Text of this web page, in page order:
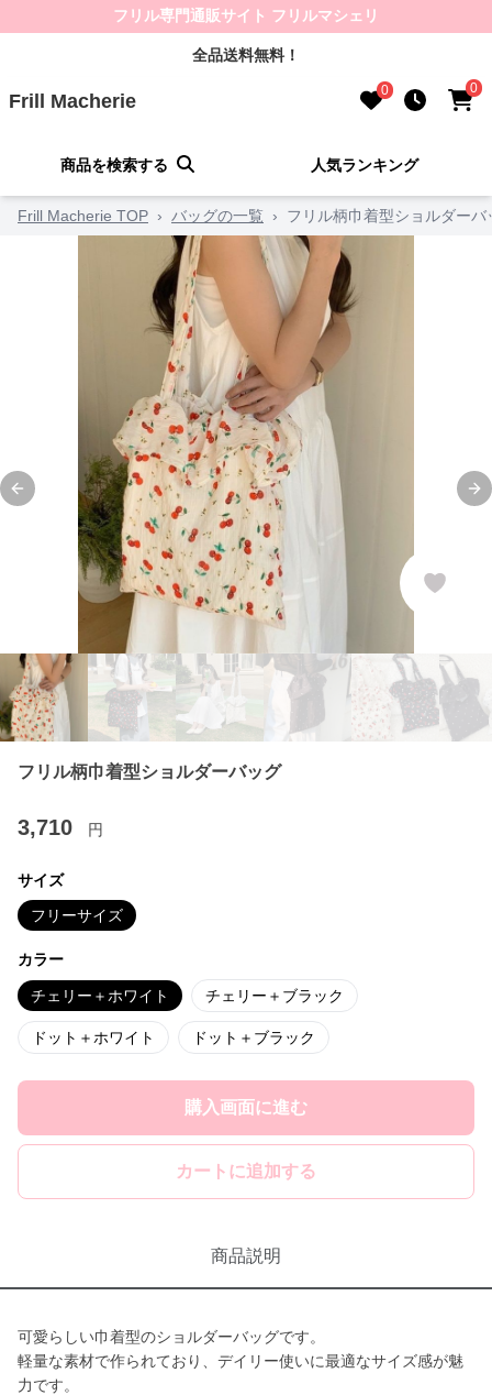
フリル専門通販サイト フリルマシェリ
全品送料無料！
Frill Macherie 0 0
商品を検索する 人気ランキング
Frill Macherie TOP › バッグの一覧 › フリル柄巾着型ショルダーバ
Previous slide
フリル柄巾着型ショルダーバッグ
3,710 円
サイズ
フリーサイズ
カラー
チェリー＋ホワイト チェリー＋ブラック
ドット＋ホワイト ドット＋ブラック
購入画面に進む
カートに追加する
商品説明
可愛らしい巾着型のショルダーバッグです。
軽量な素材で作られており、デイリー使いに最適なサイズ感が魅
力です。